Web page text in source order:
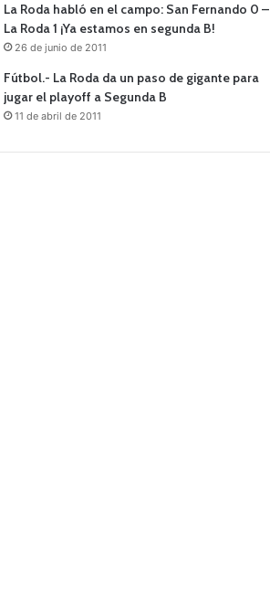
La Roda habló en el campo: San Fernando 0 –
La Roda 1 ¡Ya estamos en segunda B!
26 de junio de 2011
Fútbol.- La Roda da un paso de gigante para
jugar el playoff a Segunda B
11 de abril de 2011